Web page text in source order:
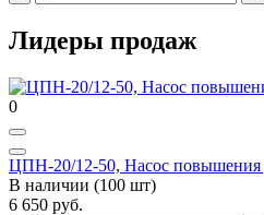
Лидеры продаж
0
ЦПН-20/12-50, Насос повышения
В наличии (100 шт)
6 650 руб.